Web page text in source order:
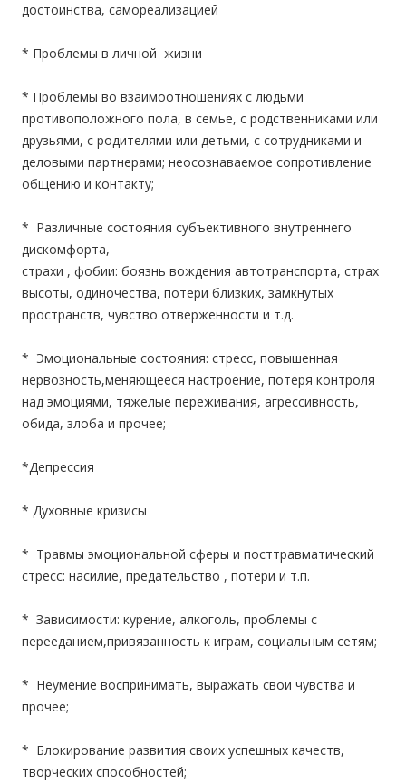
достоинства, самореализацией
* Проблемы в личной жизни
* Проблемы во взаимоотношениях с людьми
противоположного пола, в семье, с родственниками или
друзьями, с родителями или детьми, с сотрудниками и
деловыми партнерами; неосознаваемое сопротивление
общению и контакту;
* Различные состояния субъективного внутреннего
дискомфорта,
страхи , фобии: боязнь вождения автотранспорта, страх
высоты, одиночества, потери близких, замкнутых
пространств, чувство отверженности и т.д.
* Эмоциональные состояния: стресс, повышенная
нервозность,меняющееся настроение, потеря контроля
над эмоциями, тяжелые переживания, агрессивность,
обида, злоба и прочее;
*Депрессия
* Духовные кризисы
* Травмы эмоциональной сферы и посттравматический
стресс: насилие, предательство , потери и т.п.
* Зависимости: курение, алкоголь, проблемы с
перееданием,привязанность к играм, социальным сетям;
* Неумение воспринимать, выражать свои чувства и
прочее;
* Блокирование развития своих успешных качеств,
творческих способностей;